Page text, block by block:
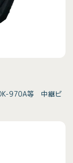
970A等 中継ビ